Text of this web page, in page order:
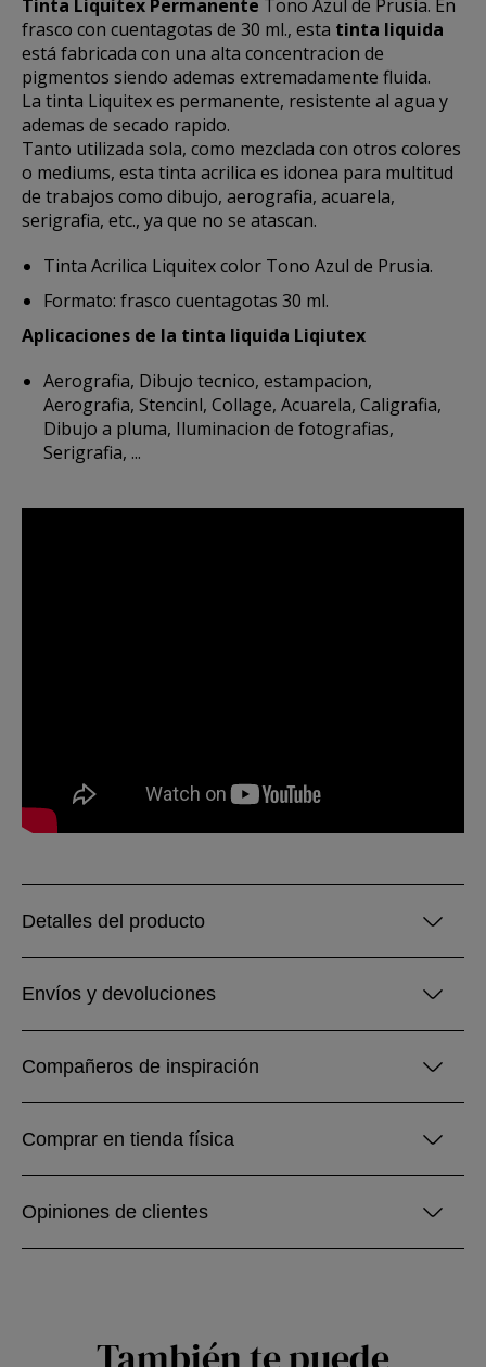
Tinta Liquitex Permanente Tono Azul de Prusia. En
frasco con cuentagotas de 30 ml., esta tinta liquida
está fabricada con una alta concentracion de
pigmentos siendo ademas extremadamente fluida.
La tinta Liquitex es permanente, resistente al agua y
ademas de secado rapido.
Tanto utilizada sola, como mezclada con otros colores
o mediums, esta tinta acrilica es idonea para multitud
de trabajos como dibujo, aerografia, acuarela,
serigrafia, etc., ya que no se atascan.
Tinta Acrilica Liquitex color Tono Azul de Prusia.
Formato: frasco cuentagotas 30 ml.
Aplicaciones de la tinta liquida Liqiutex
Aerografia, Dibujo tecnico, estampacion,
Aerografia, Stencinl, Collage, Acuarela, Caligrafia,
Dibujo a pluma, Iluminacion de fotografias,
Serigrafia, ...
Detalles del producto
Envíos y devoluciones
Compañeros de inspiración
Comprar en tienda física
Opiniones de clientes